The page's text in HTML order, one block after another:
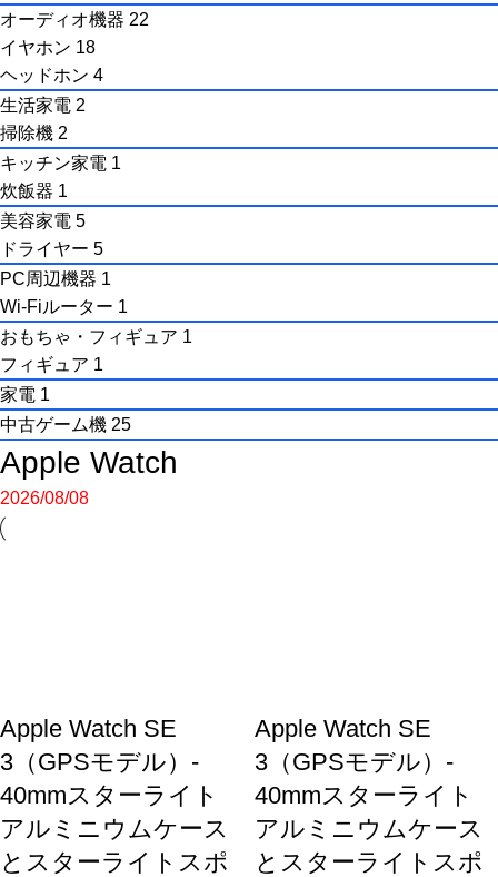
オーディオ機器 22
イヤホン 18
ヘッドホン 4
生活家電 2
掃除機 2
キッチン家電 1
炊飯器 1
美容家電 5
ドライヤー 5
PC周辺機器 1
Wi-Fiルーター 1
おもちゃ・フィギュア 1
フィギュア 1
家電 1
中古ゲーム機 25
Apple Watch
2026/08/08
Apple Watch SE
3（GPSモデル）-
40mmスターライト
アルミニウムケース
とスターライトスポ
Apple Watch SE
3（GPSモデル）-
40mmスターライト
アルミニウムケース
とスターライトスポ